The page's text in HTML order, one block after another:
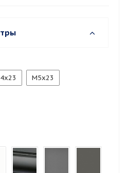
М5х23